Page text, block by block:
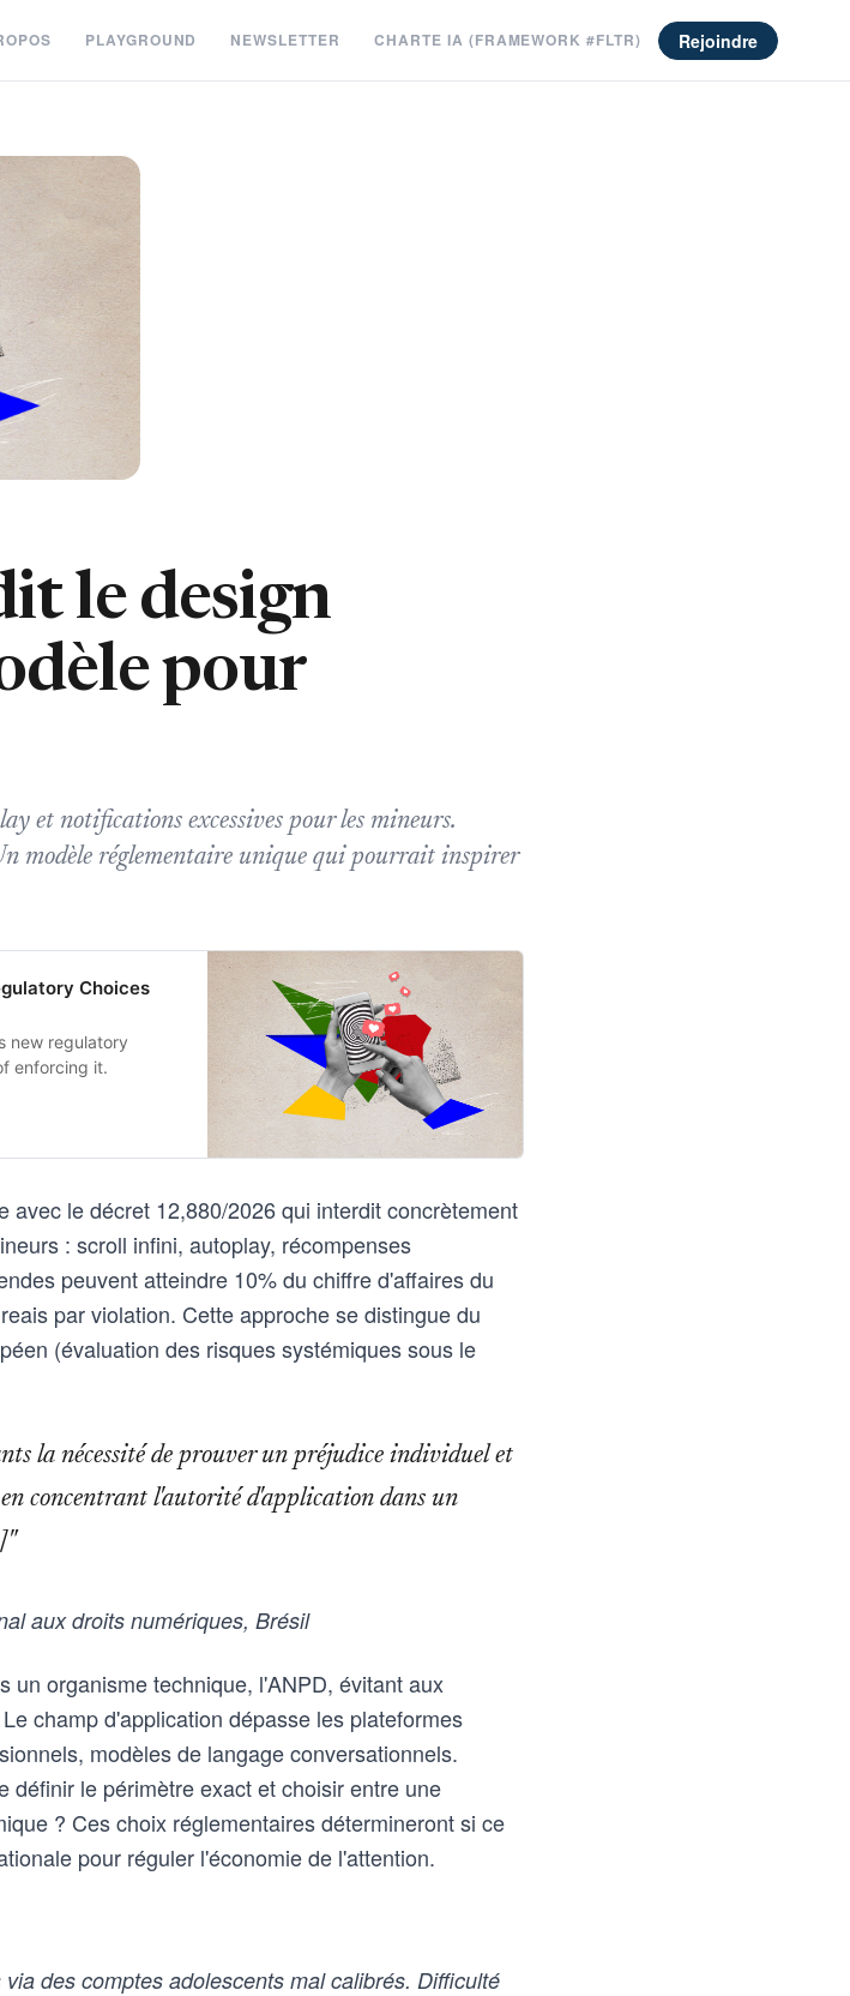
PLAYGROUND NEWSLETTER CHARTE IA (FRAMEWORK #FLTR) Rejoindre
le design
pour
et notifications excessives pour les mineurs.
modèle réglementaire unique qui pourrait inspirer
Choices
new regulatory
enforcing it.
le décret 12,880/2026 qui interdit concrètement
: scroll infini, autoplay, récompenses
peuvent atteindre 10% du chiffre d'affaires du
par violation. Cette approche se distingue du
(évaluation des risques systémiques sous le
la nécessité de prouver un préjudice individuel et
concentrant l'autorité d'application dans un
aux droits numériques, Brésil
un organisme technique, l'ANPD, évitant aux
champ d'application dépasse les plateformes
modèles de langage conversationnels.
définir le périmètre exact et choisir entre une
? Ces choix réglementaires détermineront si ce
pour réguler l'économie de l'attention.
des comptes adolescents mal calibrés. Difficulté